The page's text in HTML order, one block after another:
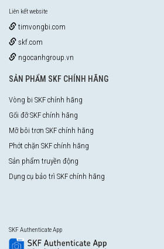
Liên kết website
timvongbi.com
skf.com
ngocanhgroup.vn
SẢN PHẨM SKF CHÍNH HÃNG
Vòng bi SKF chính hãng
Gối đỡ SKF chính hãng
Mỡ bôi trơn SKF chính hãng
Phớt chặn SKF chính hãng
Sản phẩm truyền động
Dụng cụ bảo trì SKF chính hãng
SKF Authenticate App